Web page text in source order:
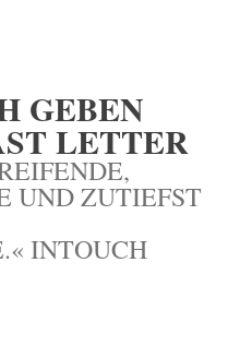
GEBEN
LETTER
UND ZUTIEFST I
W